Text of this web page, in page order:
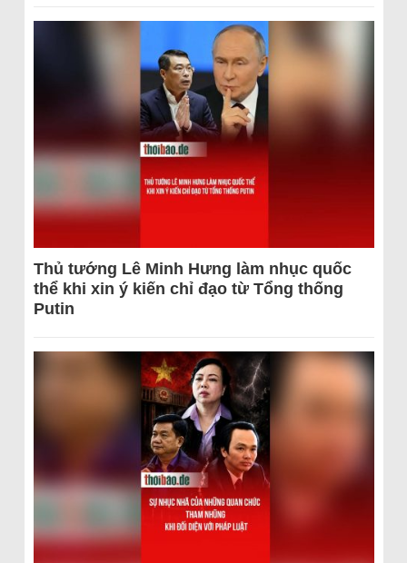
Thủ tướng Lê Minh Hưng làm nhục quốc
thể khi xin ý kiến chỉ đạo từ Tổng thống
Putin